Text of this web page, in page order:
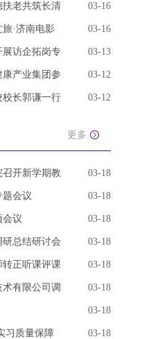
扶老共筑长清 03-16
·济南电影 03-16
访企拓岗专 03-13
产业集团参 03-12
长郭谦一行 03-12
更多
开新学期教 03-18
题会议 03-18
会议 03-18
总结研讨会 03-18
正听课评课 03-18
有限公司调 03-18
03-18
习质量保障 03-18